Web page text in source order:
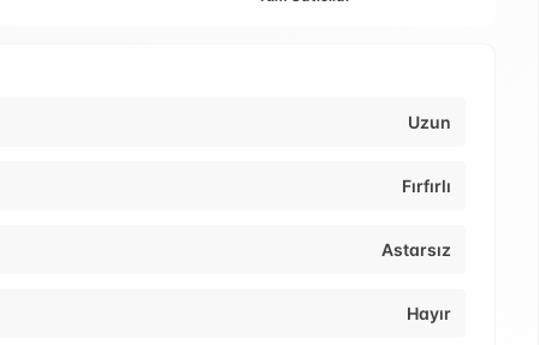
Uzun
Fırfırlı
Astarsız
Hayır